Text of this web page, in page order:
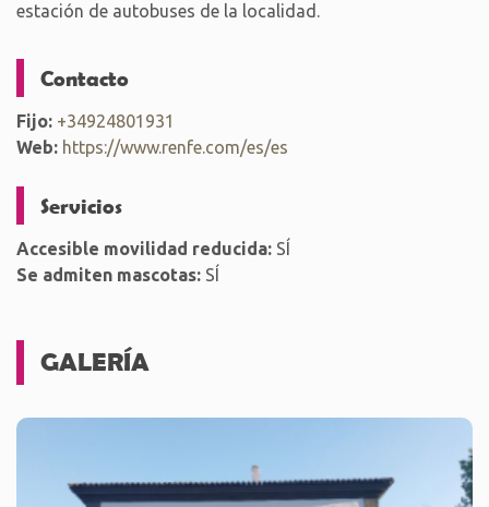
estación de autobuses de la localidad.
Contacto
Fijo: +34924801931
Web: https://www.renfe.com/es/es
Servicios
Accesible movilidad reducida: SÍ
Se admiten mascotas: SÍ
GALERÍA